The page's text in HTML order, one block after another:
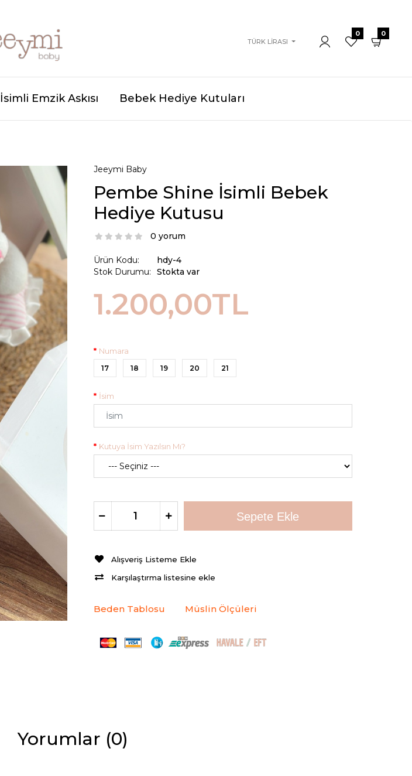
TÜRK LIRASI
0 0
İsimli Emzik Askısı Bebek Hediye Kutuları
Jeeymi Baby
Pembe Shine İsimli Bebek
Hediye Kutusu
0 yorum
Ürün Kodu:
Stok Durumu:
hdy-4
Stokta var
1.200,00TL
Numara
17 18 19 20 21
İsim
Kutuya İsim Yazılsın Mı?
Alışveriş Listeme Ekle
Karşılaştırma listesine ekle
Beden Tablosu Müslin Ölçüleri
Yorumlar (0)